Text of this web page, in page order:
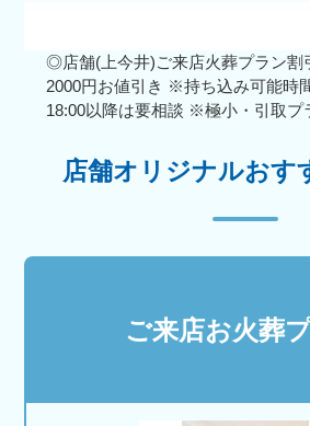
◎店舗(上今井)ご来店火葬プラン割
2000円お値引き ※持ち込み可能時
18:00以降は要相談 ※極小・引取プ
店舗オリジナルおす
ご来店お火葬